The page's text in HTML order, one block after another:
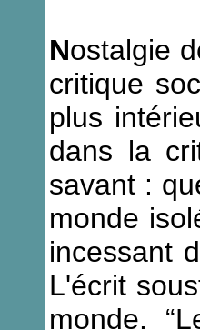
Nostalgie
critique
plus
dans la
savant :
monde
incessant
L'écrit
monde.